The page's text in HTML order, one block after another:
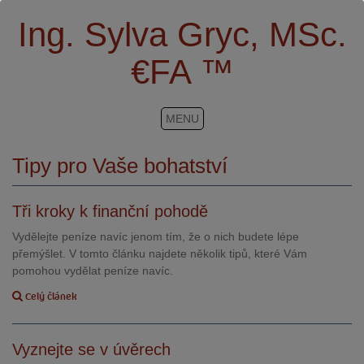
Ing. Sylva Gryc, MSc.
€FA ™
MENU
Tipy pro Vaše bohatství
Tři kroky k finanční pohodě
Vydělejte peníze navíc jenom tím, že o nich budete lépe
přemýšlet. V tomto článku najdete několik tipů, které Vám
pomohou vydělat peníze navíc.
Celý článek
Vyznejte se v úvěrech